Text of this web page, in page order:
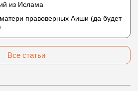
из Ислама
правоверных Аиши (да будет
Все статьи